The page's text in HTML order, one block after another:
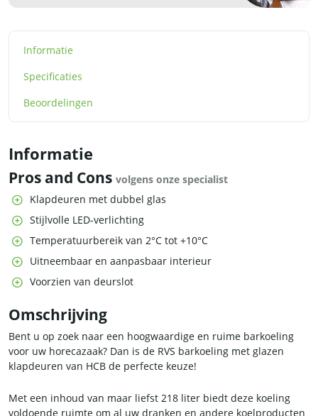
Informatie
Specificaties
Beoordelingen
Informatie
Pros and Cons volgens onze specialist
Klapdeuren met dubbel glas
Stijlvolle LED-verlichting
Temperatuurbereik van 2°C tot +10°C
Uitneembaar en aanpasbaar interieur
Voorzien van deurslot
Omschrijving
Bent u op zoek naar een hoogwaardige en ruime barkoeling
voor uw horecazaak? Dan is de RVS barkoeling met glazen
klapdeuren van HCB de perfecte keuze!
Met een inhoud van maar liefst 218 liter biedt deze koeling
voldoende ruimte om al uw dranken en andere koelproducten